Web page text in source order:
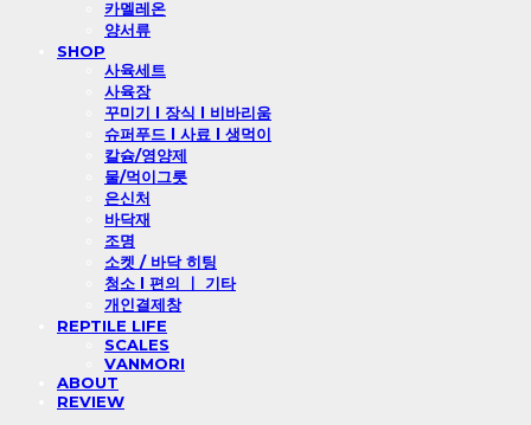
카멜레온
양서류
SHOP
사육세트
사육장
꾸미기 l 장식 l 비바리움
슈퍼푸드 l 사료 l 생먹이
칼슘/영양제
물/먹이그릇
은신처
바닥재
조명
소켓 / 바닥 히팅
청소 l 편의 ㅣ 기타
개인결제창
REPTILE LIFE
SCALES
VANMORI
ABOUT
REVIEW